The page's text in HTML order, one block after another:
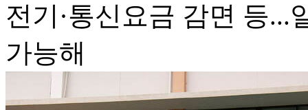
전기·통신요금 감면 등...
가능해